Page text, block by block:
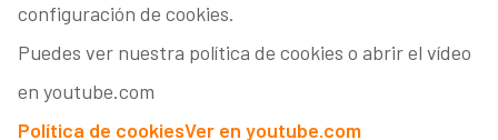
configuración de cookies.
Puedes ver nuestra política de cookies o abrir el vídeo
en youtube.com
Política de cookiesVer en youtube.com